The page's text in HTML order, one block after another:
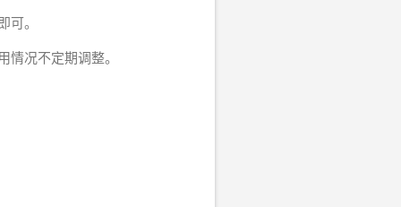
。
况不定期调整。